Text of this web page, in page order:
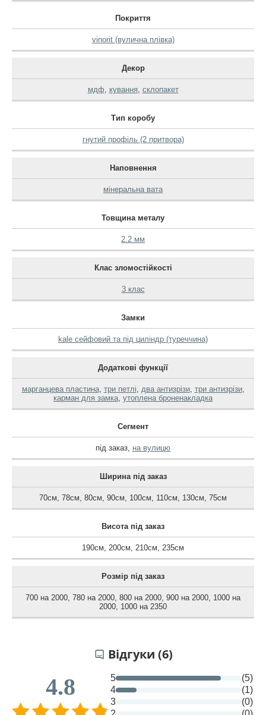
Покриття
vinorit (вулична плівка)
Декор
мдф, кування, склопакет
Тип коробу
гнутий профіль (2 притвора)
Наповнення
мінеральна вата
Товщина металу
2.2 мм
Клас зломостійкості
3 клас
Замки
kale сейфовий та під циліндр (туреччина)
Додаткові функції
марганцева пластина, три петлі, два антизрізи, три антизрізи,
карман для замка, утоплена броненакладка
Сегмент
під заказ, на вулицю
Ширина під заказ
70см, 78см, 80см, 90см, 100см, 110см, 130см, 75см
Висота під заказ
190см, 200см, 210см, 235см
Розмір під заказ
700 на 2000, 780 на 2000, 800 на 2000, 900 на 2000, 1000 на
2000, 1000 на 2350
Відгуки (6)
4.8 5
(5)
4
(1)
3
(0)